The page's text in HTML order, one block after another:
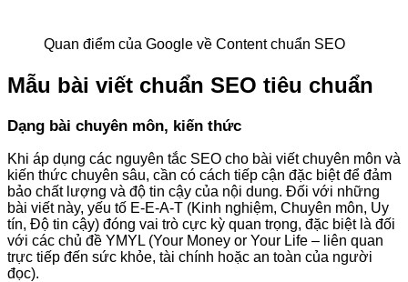
Quan điểm của Google về Content chuẩn SEO
Mẫu bài viết chuẩn SEO tiêu chuẩn
Dạng bài chuyên môn, kiến thức
Khi áp dụng các nguyên tắc SEO cho bài viết chuyên môn và
kiến thức chuyên sâu, cần có cách tiếp cận đặc biệt để đảm
bảo chất lượng và độ tin cậy của nội dung. Đối với những
bài viết này, yếu tố E-E-A-T (Kinh nghiệm, Chuyên môn, Uy
tín, Độ tin cậy) đóng vai trò cực kỳ quan trọng, đặc biệt là đối
với các chủ đề YMYL (Your Money or Your Life – liên quan
trực tiếp đến sức khỏe, tài chính hoặc an toàn của người
đọc).